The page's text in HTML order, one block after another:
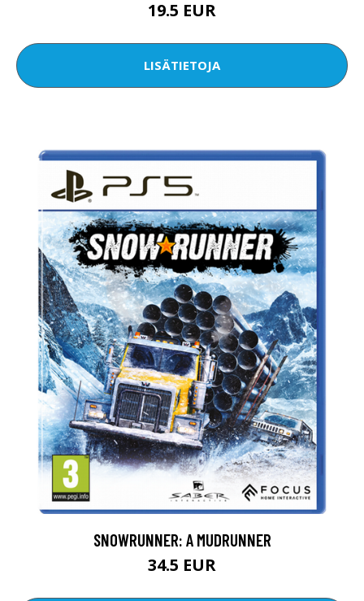
19.5 EUR
LISÄTIETOJA
SNOWRUNNER: A MUDRUNNER
34.5 EUR